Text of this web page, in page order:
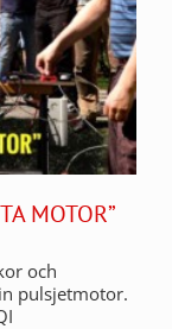
MOTOR”
och
pulsjetmotor.